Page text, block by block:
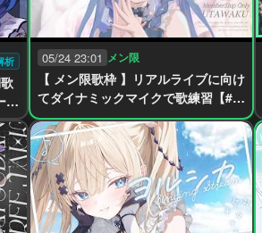
析
ド
05/24 23:01 メン限
【 メン限歌枠 】リアルライブに向け
てダイナミックマイクで歌練習【#y
ayamugi】